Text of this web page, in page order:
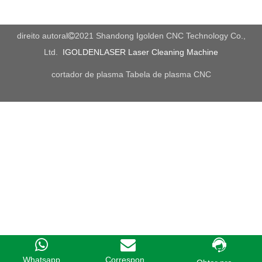
roteador CNC, máquina de gravação e corte a laser, máquina
de corte de plasma, plotador de corte, etc. A configuração
principal adota as principais partes importantes da Itália, Japão,
Whatsapp Correspon...
direito autoral2021 Shandong Igolden CNC Technology Co.,
Ltd. IGOLDENLASER Laser Cleaning Machine
cortador de plasma Tabela de plasma CNC